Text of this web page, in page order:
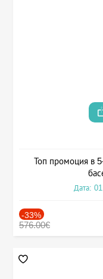
Топ промоция в
Дата:
-33%
576.00€